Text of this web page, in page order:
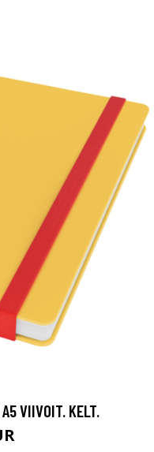
VIIVOIT. KELT.